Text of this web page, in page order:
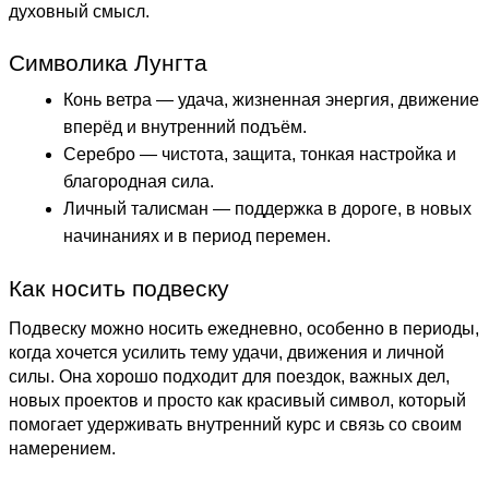
духовный смысл.
Символика Лунгта
Конь ветра — удача, жизненная энергия, движение
вперёд и внутренний подъём.
Серебро — чистота, защита, тонкая настройка и
благородная сила.
Личный талисман — поддержка в дороге, в новых
начинаниях и в период перемен.
Как носить подвеску
Подвеску можно носить ежедневно, особенно в периоды,
когда хочется усилить тему удачи, движения и личной
силы. Она хорошо подходит для поездок, важных дел,
новых проектов и просто как красивый символ, который
помогает удерживать внутренний курс и связь со своим
намерением.